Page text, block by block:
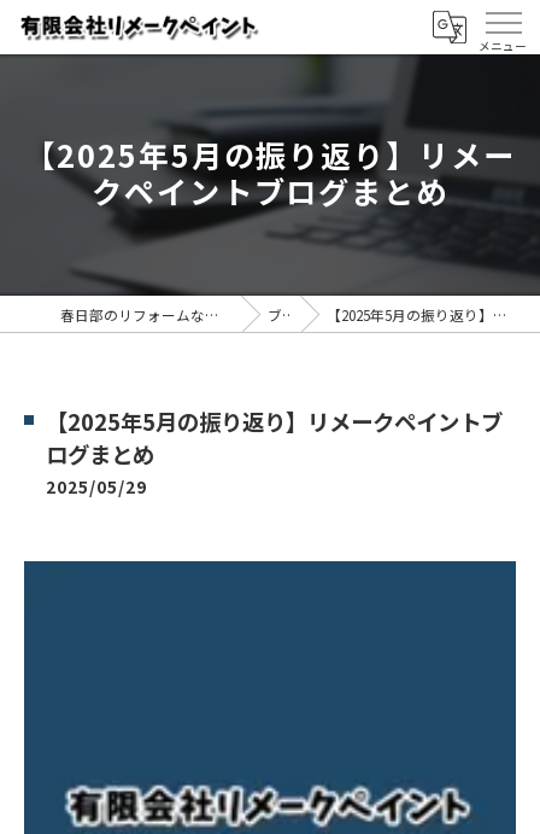
【2025年5月の振り返り】リメー
クペイントブログまとめ
春日部のリフォームなら有限会社リメークペイント ブログ 【2025年5月の振り返り】リメークペイントブログまとめ
【2025年5月の振り返り】リメークペイントブ
ログまとめ
2025/05/29